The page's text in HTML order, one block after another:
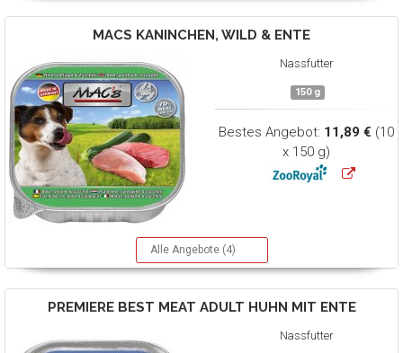
MACS KANINCHEN, WILD & ENTE
Nassfutter
150 g
Bestes Angebot: 11,89 € (10
x 150 g)
Alle Angebote (4)
PREMIEREBEST MEAT ADULT HUHN MIT ENTE
Nassfutter